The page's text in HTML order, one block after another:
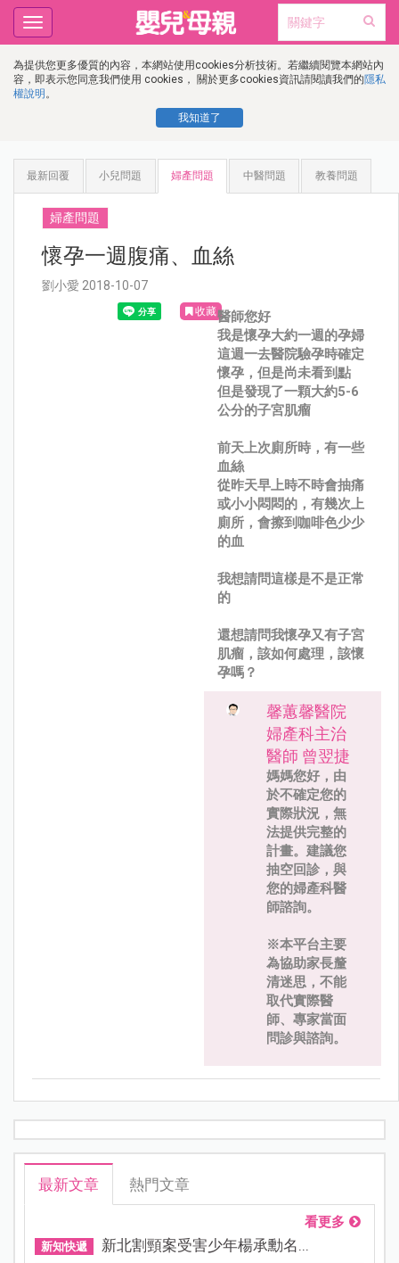
為提供您更多優質的內容，本網站使用cookies分析技術。若繼續閱覽本網站內
容，即表示您同意我們使用 cookies， 關於更多cookies資訊請閱讀我們的隱私
權說明 。
我知道了
Toggle
navigation
最新回覆 小兒問題 婦產問題 中醫問題 教養問題
婦產問題
懷孕一週腹痛、血絲
劉小愛 2018-10-07
收藏醫師您好
我是懷孕大約一週的孕婦
這週一去醫院驗孕時確定
懷孕，但是尚未看到點
但是發現了一顆大約5-6
公分的子宮肌瘤
前天上次廁所時，有一些
血絲
從昨天早上時不時會抽痛
或小小悶悶的，有幾次上
廁所，會擦到咖啡色少少
的血
我想請問這樣是不是正常
的
還想請問我懷孕又有子宮
肌瘤，該如何處理，該懷
孕嗎？
馨蕙馨醫院
婦產科主治
醫師 曾翌捷
媽媽您好，由
於不確定您的
實際狀況，無
法提供完整的
計畫。建議您
抽空回診，與
您的婦產科醫
師諮詢。
※本平台主要
為協助家長釐
清迷思，不能
取代實際醫
師、專家當面
問診與諮詢。
最新文章 熱門文章
看更多
新知快遞 新北割頸案受害少年楊承勳名...